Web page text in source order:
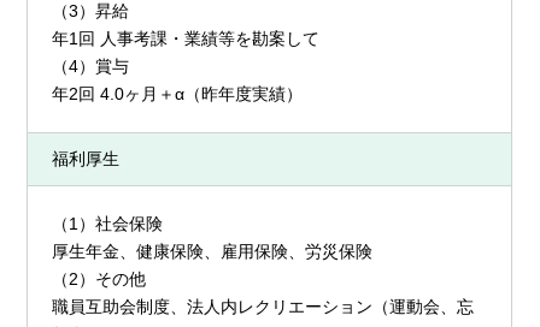
（3）昇給
年1回 人事考課・業績等を勘案して
（4）賞与
年2回 4.0ヶ月＋α（昨年度実績）
福利厚生
（1）社会保険
厚生年金、健康保険、雇用保険、労災保険
（2）その他
職員互助会制度、法人内レクリエーション（運動会、忘